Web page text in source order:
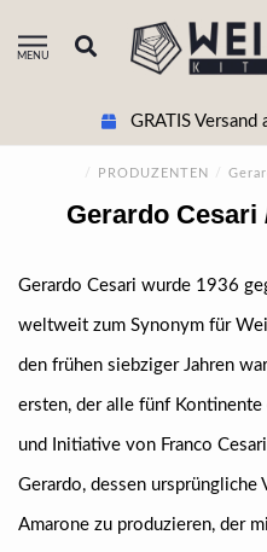
MENU
GRATIS
/ PRODUZENTEN /
Gerardo Cesari
Gerardo Cesari wurde 1936
weltweit zum Synonym für
den frühen siebziger Jahren
ersten, der alle fünf
und Initiative von Franco
Gerardo, dessen
Amarone zu produzieren, der